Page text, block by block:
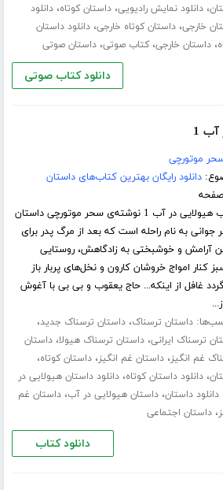
،دانلود نمایش رادیویی،داستان کوتاه،دانلود
خارجی،داستان کوتاه خارجی،دانلود داستان
،داستان خارجی،کتاب صوتی،داستان صوتی
دانلود کتاب صوتی
1
موتورچی
دانلود رایگان بهترین کتاب‌های داستان
کتاب هیولایی در آب 1 نوشته‌ی سحر موتورچی داستان
جوانی به نام راحله است که بعد از مرگ پدر برای
آرامش و خوشبختی به زادگاهش، روستایی
کنار امواج خروشان کارون و نخل‌های پربار باز
غافل از اینکه... حاج یعقوب و بی بی با آغوش
داستان ترسناک،داستان ترسناک جدید،
ترسناک ایرانی،داستان ترسناک هیولا،داستان
غم انگیز،داستان غم انگیز،داستان کوتاه،
،دانلود داستان کوتاه،دانلود داستان هیولایی در
دانلود داستان،داستان هیولایی در آب،داستان غم
،داستان اجتماعی
دانلود کتاب